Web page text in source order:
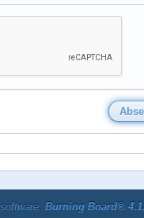
Burning Board®